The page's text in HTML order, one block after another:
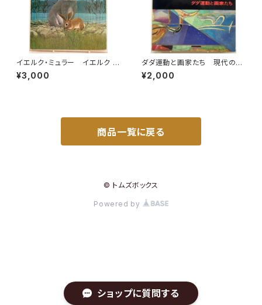
ショップに質問する
イエルク・ミュラー イエルク ・
シュタイナー うさぎのぼうけ
ん 佐々木元 訳 1978年 初
¥3,000
ダダ運動と画家たち 現代の絵
画16 1973年 平凡社
¥2,000
商品一覧に戻る
© トムズボックス
Powered by